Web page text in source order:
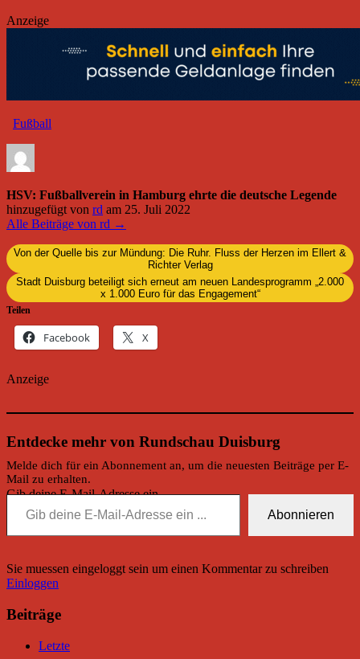
Anzeige
Fußball
HSV: Fußballverein in Hamburg ehrte die deutsche Legende
hinzugefügt von rd am 25. Juli 2022
Alle Beiträge von rd →
Von der Quelle bis zur Mündung: Die Ruhr. Fluss der Herzen im Ellert &
Richter Verlag
Stadt Duisburg beteiligt sich erneut am neuen Landesprogramm „2.000
x 1.000 Euro für das Engagement“
Teilen
Facebook X
Anzeige
Entdecke mehr von Rundschau Duisburg
Melde dich für ein Abonnement an, um die neuesten Beiträge per E-
Mail zu erhalten.
Gib deine E-Mail-Adresse ein ...
Abonnieren
Sie muessen eingeloggt sein um einen Kommentar zu schreiben
Einloggen
Beiträge
Letzte